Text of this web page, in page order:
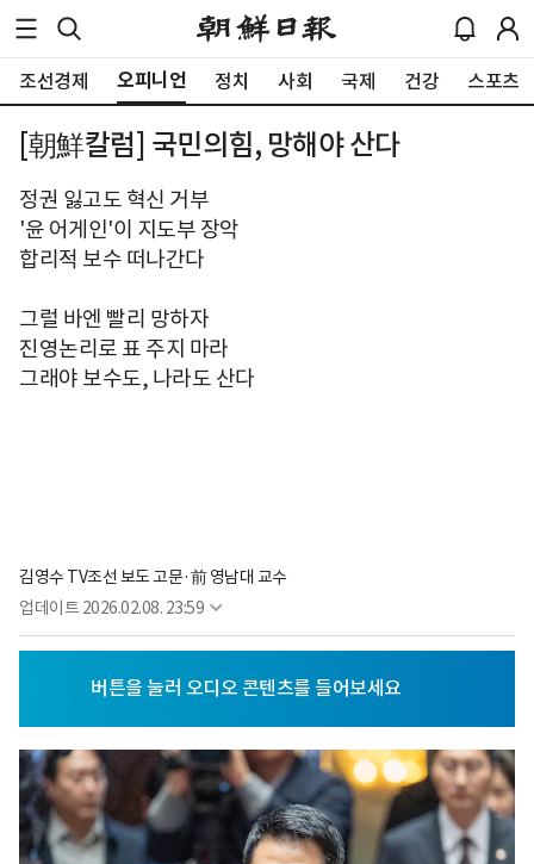
조선경제 오피니언 정치 사회 국제 건강 스포츠
[朝鮮칼럼] 국민의힘, 망해야 산다
정권 잃고도 혁신 거부
'윤 어게인'이 지도부 장악
합리적 보수 떠나간다
그럴 바엔 빨리 망하자
진영논리로 표 주지 마라
그래야 보수도, 나라도 산다
김영수 TV조선 보도 고문·前 영남대 교수
업데이트 2026.02.08. 23:59